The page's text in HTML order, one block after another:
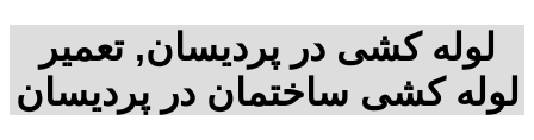
لوله کشی در پردیسان, تعمیر
لوله کشی ساختمان در پردیسان